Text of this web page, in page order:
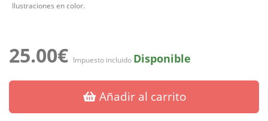
Ilustraciones en color.
25.00€ Impuesto incluido Disponible
Añadir al carrito